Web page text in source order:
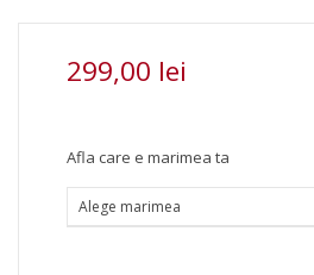
299,00 lei
Afla care e marimea ta
Alege marimea